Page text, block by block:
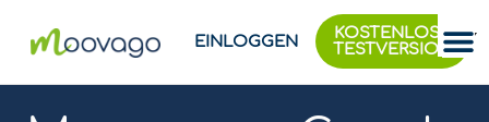
EINLOGGEN
KOSTENLOSE
TESTVERSION